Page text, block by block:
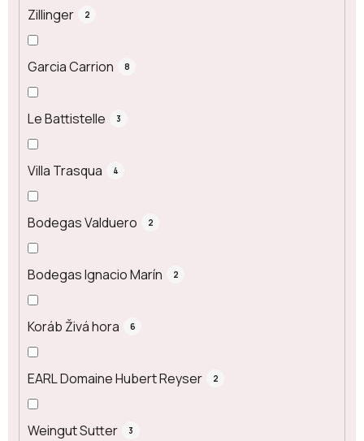
Zillinger 2
Garcia Carrion 8
Le Battistelle 3
Villa Trasqua 4
Bodegas Valduero 2
Bodegas Ignacio Marín 2
Koráb Živá hora 6
EARL Domaine Hubert Reyser 2
Weingut Sutter 3